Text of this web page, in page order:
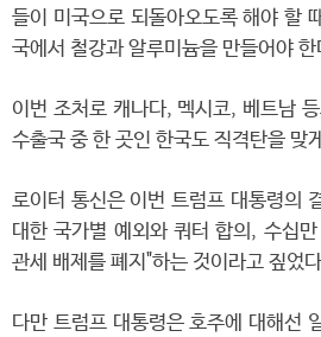
들이 미국으로 되돌아오도록 해야 할
국에서 철강과 알루미늄을 만들어야
이번 조처로 캐나다, 멕시코, 베트남
수출국 중 한 곳인 한국도 직격탄을 맞
로이터 통신은 이번 트럼프 대통령의
대한 국가별 예외와 쿼터 합의, 수십
관세 배제를 폐지"하는 것이라고 짚었
다만 트럼프 대통령은 호주에 대해선